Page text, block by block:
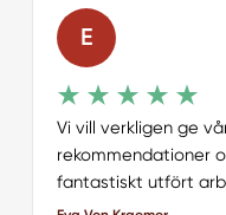
E
Vi vill verkligen ge
rekommendationer
fantastiskt utfört